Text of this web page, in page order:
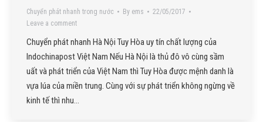
Chuyển phát nhanh trong nước By ems
22/05/2017
Leave a comment
Chuyển phát nhanh Hà Nội Tuy Hòa uy tín chất lượng của
Indochinapost Việt Nam Nếu Hà Nội là thủ đô vô cùng sầm
uất và phát triển của Việt Nam thì Tuy Hòa được mệnh danh là
vựa lúa của miền trung. Cùng với sự phát triển không ngừng về
kinh tế thì nhu…